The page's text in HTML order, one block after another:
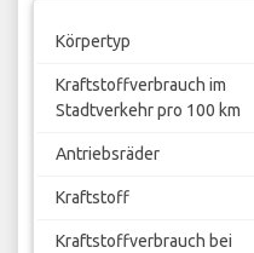
Körpertyp
Kraftstoffverbrauch im
Stadtverkehr pro 100 km
Antriebsräder
Kraftstoff
Kraftstoffverbrauch bei